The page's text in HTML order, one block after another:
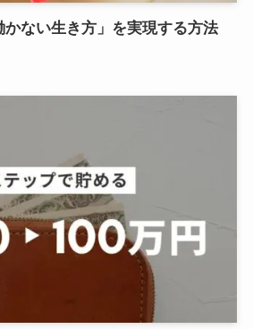
ない生き方」を実現する方法